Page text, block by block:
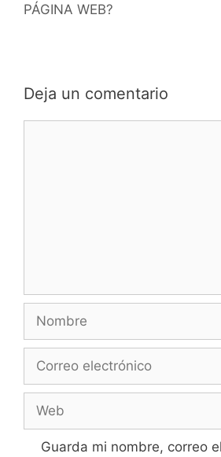
PÁGINA WEB?
Deja un comentario
Guarda mi nombre, correo